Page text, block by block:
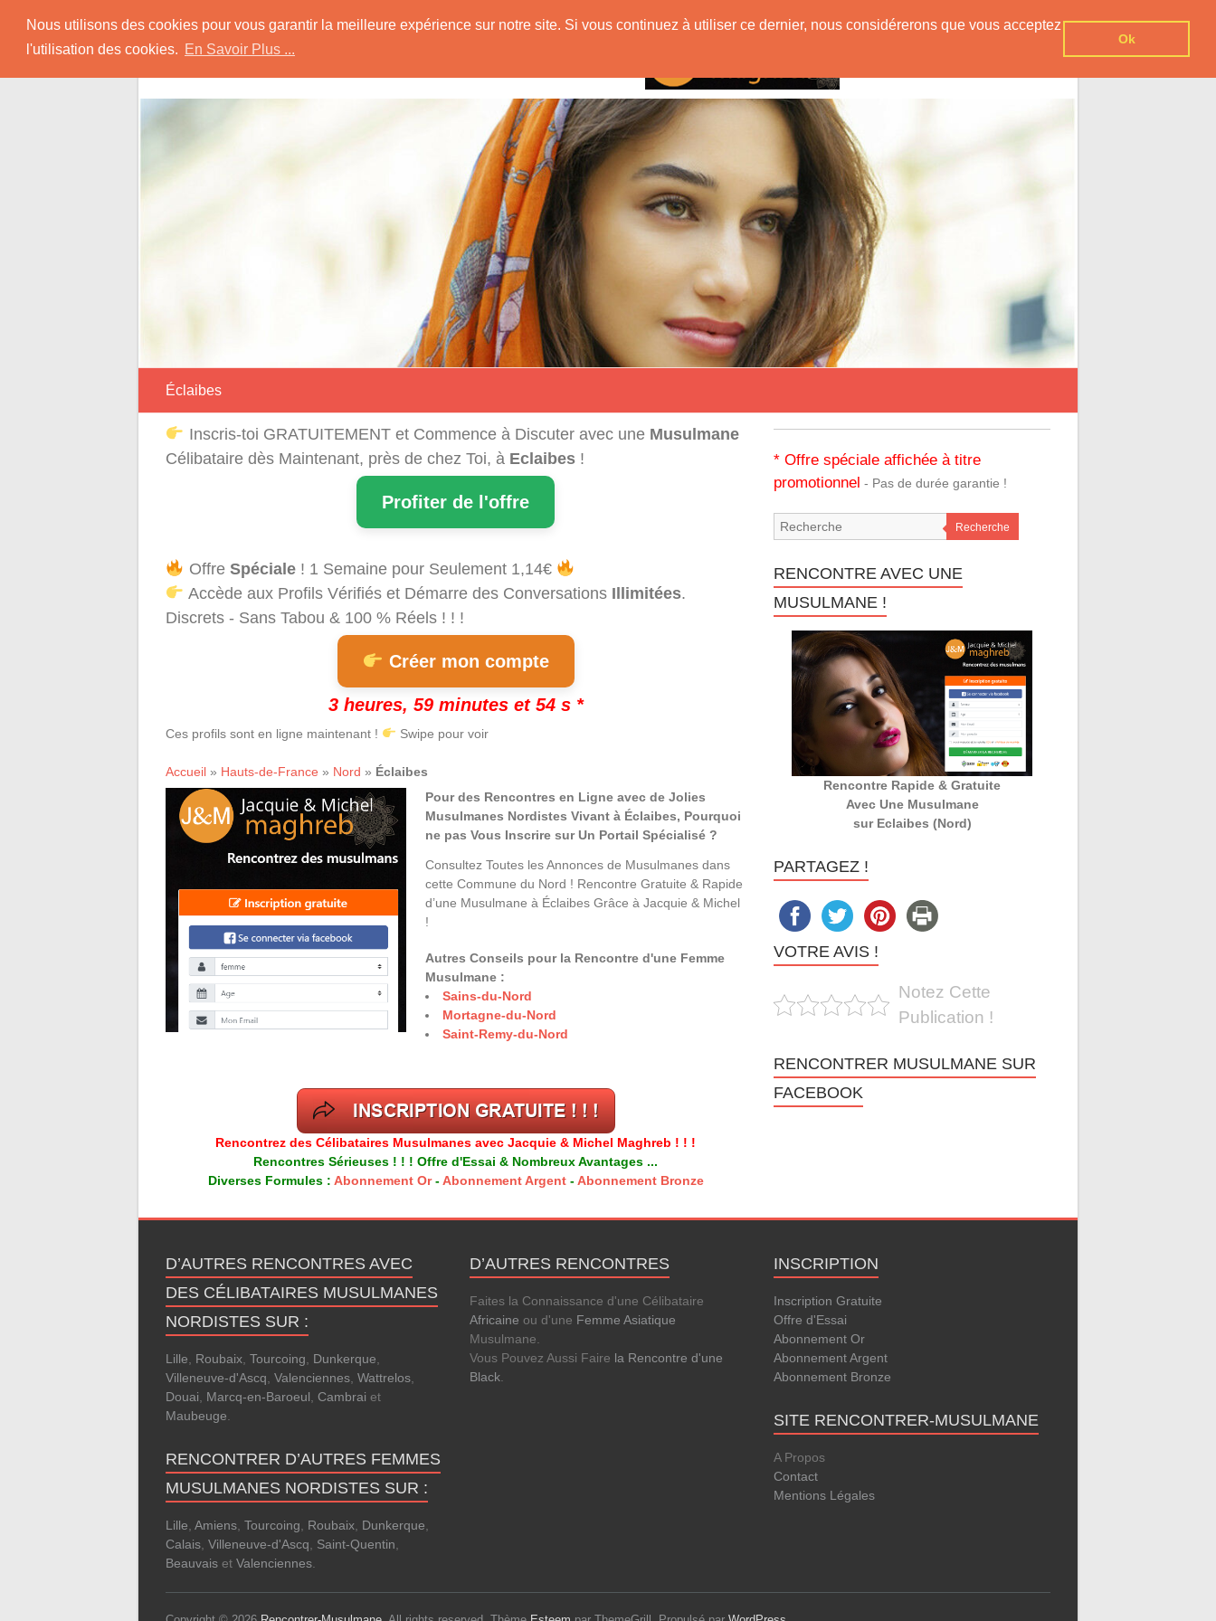
Nous utilisons des cookies pour vous garantir la meilleure expérience sur notre site. Si vous continuez à utiliser ce dernier, nous considérerons que vous acceptez
l'utilisation des cookies. En Savoir Plus ...
Ok
content
Rencontrer-Musulmane
Conseils et Informations pour la Rencontre d'une Musulmane
Éclaibes
Inscris-toi GRATUITEMENT et Commence à Discuter avec une Musulmane
Célibataire dès Maintenant, près de chez Toi, à Eclaibes !
Profiter de l'offre
Offre Spéciale! 1 Semaine pour Seulement 1,14€
Accède aux Profils Vérifiés et Démarre des Conversations Illimitées.
Discrets - Sans Tabou & 100 % Réels ! ! !
Créer mon compte
3 heures, 59 minutes et 53 s *
Ces profils sont en ligne maintenant ! Swipe pour voir
Accueil » Hauts-de-France » Nord » Éclaibes
Pour des Rencontres en Ligne avec de Jolies
Musulmanes Nordistes Vivant à Éclaibes, Pourquoi
ne pas Vous Inscrire sur Un Portail Spécialisé ?
Consultez Toutes les Annonces de Musulmanes dans
cette Commune du Nord ! Rencontre Gratuite & Rapide
d’une Musulmane à Éclaibes Grâce à Jacquie & Michel
!
Autres Conseils pour la Rencontre d'une Femme
Musulmane :
Sains-du-Nord
Mortagne-du-Nord
Saint-Remy-du-Nord
Rencontrez des Célibataires Musulmanes avec Jacquie & Michel Maghreb ! ! !
Rencontres Sérieuses ! ! ! Offre d'Essai & Nombreux Avantages ...
Diverses Formules : Abonnement Or-Abonnement Argent-Abonnement Bronze
* Offre spéciale affichée à titre
promotionnel - Pas de durée garantie !
Recherche
RENCONTRE AVEC UNE
MUSULMANE !
Rencontre Rapide & Gratuite
Avec Une Musulmane
sur Eclaibes (Nord)
PARTAGEZ !
VOTRE AVIS !
Notez Cette
Publication !
RENCONTRER MUSULMANE SUR
FACEBOOK
D’AUTRES RENCONTRES AVEC
DES CÉLIBATAIRES MUSULMANES
NORDISTES SUR :
Lille Roubaix Tourcoing Dunkerque
Villeneuve-d'Ascq Valenciennes Wattrelos
Douai
Marcq-en-Baroeul Cambrai et
Maubeuge
RENCONTRER D’AUTRES FEMMES
MUSULMANES NORDISTES SUR :
Lille Amiens Tourcoing Roubaix Dunkerque
Calais Villeneuve-d'Ascq Saint-Quentin
Beauvais et Valenciennes
D’AUTRES RENCONTRES
Faites la Connaissance d'une Célibataire
Africaine ou d'une Femme Asiatique
Musulmane.
Vous Pouvez Aussi Faire la Rencontre d'une
Black
INSCRIPTION
Inscription Gratuite
Offre d'Essai
Abonnement Or
Abonnement Argent
Abonnement Bronze
SITE RENCONTRER-MUSULMANE
A Propos
Contact
Mentions Légales